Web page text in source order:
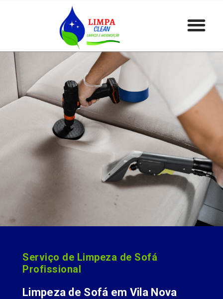
Serviço de Limpeza de Sofá
Profissional
Limpeza de Sofá em Vila Nova